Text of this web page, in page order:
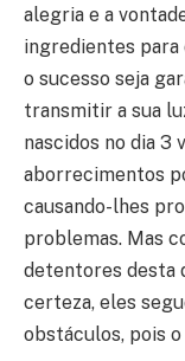
alegria e a
ingredientes para
o sucesso seja
transmitir a sua
nascidos no dia 3
aborrecimentos
causando-lhes
problemas. Mas
detentores desta
certeza, eles
obstáculos, pois